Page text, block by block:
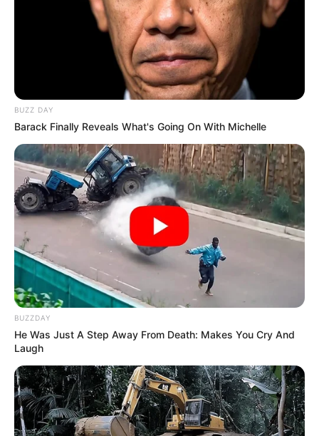
BUZZ DAY
Barack Finally Reveals What's Going On With Michelle
BUZZDAY
He Was Just A Step Away From Death: Makes You Cry And
Laugh